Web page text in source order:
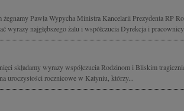
żegnamy Pawła Wypycha Ministra Kancelarii Prezydenta RP
wyrazy najgłębszego żalu i współczucia Dyrekcja i
składamy wyrazy współczucia Rodzinom i Bliskim
uroczystości rocznicowe w Katyniu, którzy...